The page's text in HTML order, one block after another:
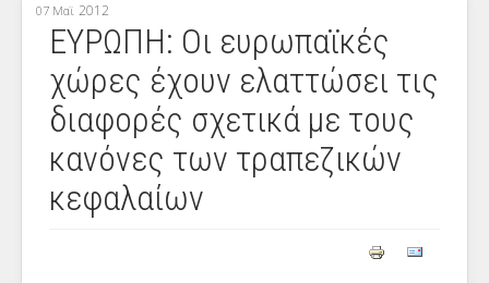
07 Μαϊ 2012
ΕΥΡΩΠΗ: Οι ευρωπαϊκές
χώρες έχουν ελαττώσει τις
διαφορές σχετικά με τους
κανόνες των τραπεζικών
κεφαλαίων